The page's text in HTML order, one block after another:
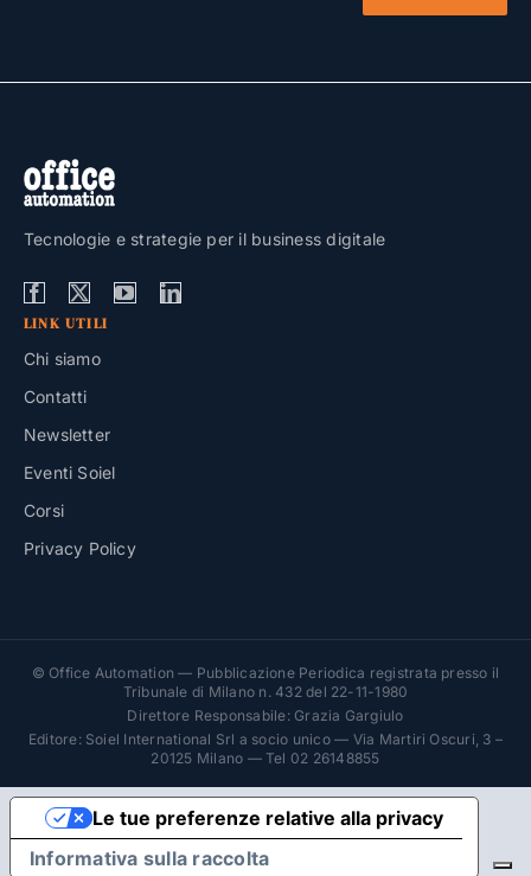
Tecnologie e strategie per il business digitale
LINK UTILI
Chi siamo
Contatti
Newsletter
Eventi Soiel
Corsi
Privacy Policy
© Office Automation — Pubblicazione Periodica registrata presso il
Tribunale di Milano n. 432 del 22-11-1980
Direttore Responsabile: Grazia Gargiulo
Editore: Soiel International Srl a socio unico — Via Martiri Oscuri, 3 –
20125 Milano — Tel 02 26148855
Informativa sulla raccolta
Le tue preferenze relative alla privacy